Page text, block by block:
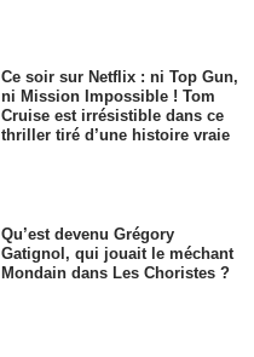
Ce soir sur Netflix : ni Top Gun,
ni Mission Impossible ! Tom
Cruise est irrésistible dans ce
thriller tiré d’une histoire vraie
Qu’est devenu Grégory
Gatignol, qui jouait le méchant
Mondain dans Les Choristes ?